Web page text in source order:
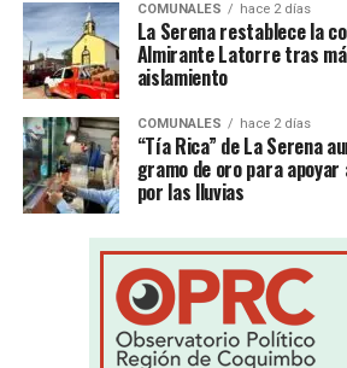
COMUNALES hace 2 días
La Serena restablece la
Almirante Latorre tras
aislamiento
COMUNALES hace 2 días
“Tía Rica” de La Serena
gramo de oro para
por las lluvias